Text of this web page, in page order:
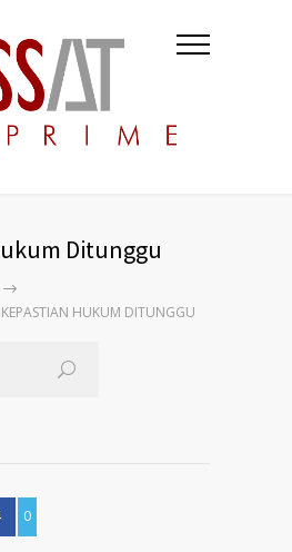
Ditunggu
KEPASTIAN HUKUM DITUNGGU
0